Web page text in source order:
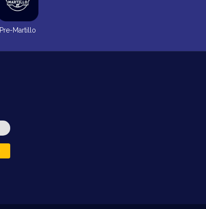
Pre-Martillo